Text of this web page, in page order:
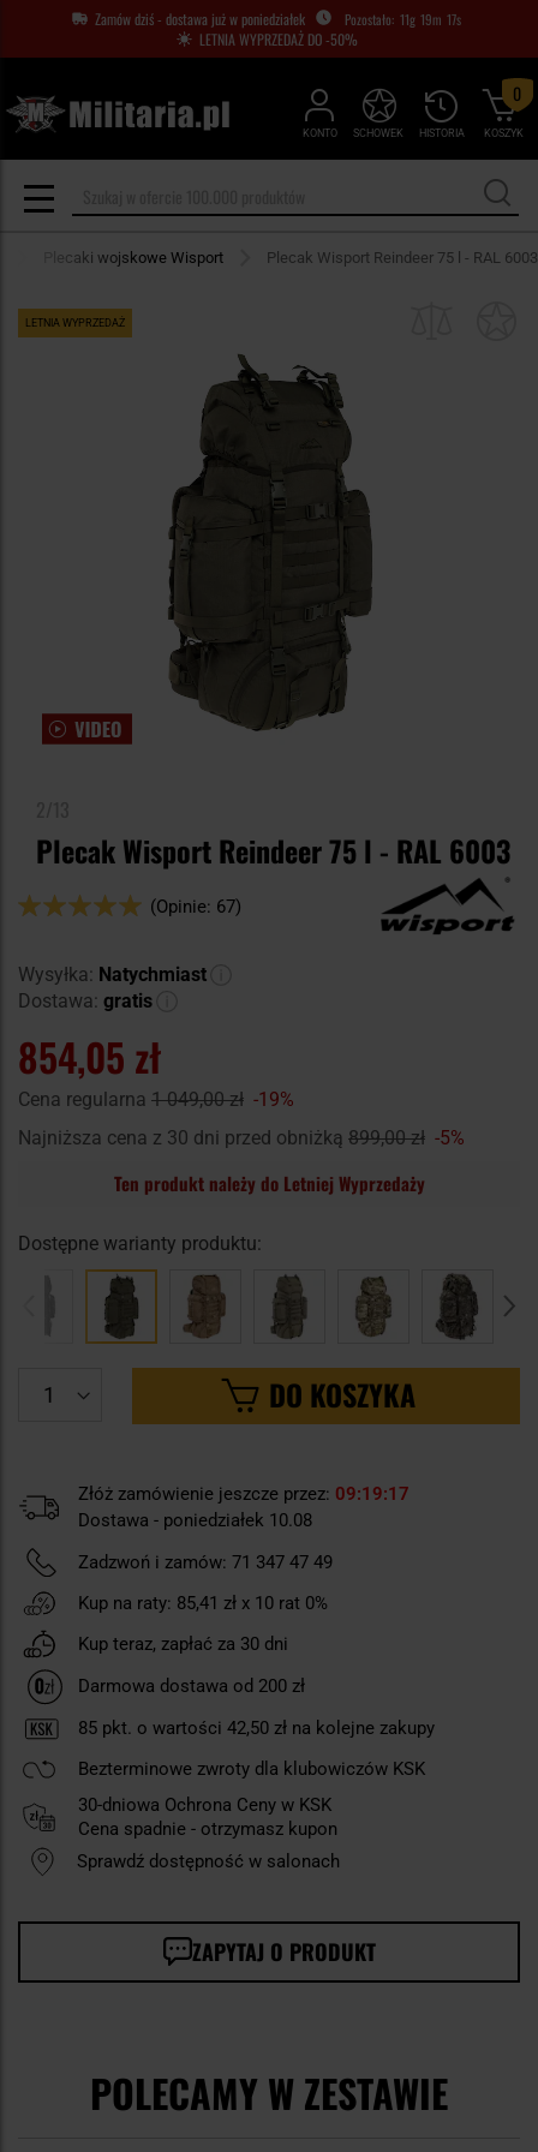
Zamów dziś - dostawa już w poniedziałek 11g 19m 16s
LETNIA WYPRZEDAŻ DO -50%
KONTO HISTORIA
SCHOWEK KOSZYK
0
Plecaki wojskowe Wisport Plecak Wisport Reindeer 75 l - RAL 6003
LETNIA WYPRZEDAŻ
Plecak Wisport Reindeer 75 l - RAL 6003
Ocena:
(Opinie: 67)
Wysyłka: Natychmiast
Dostawa: gratis
854,05 zł
Cena regularna 1 049,00 zł -19%
Najniższa cena z 30 dni przed obniżką 899,00 zł -5%
Ten produkt należy do Letniej Wyprzedaży
Dostępne warianty produktu:
DO KOSZYKA
Złóż zamówienie jeszcze przez: 09 19 16
Dostawa - poniedziałek 10.08
Zadzwoń i zamów: 71 347 47 49
Kup na raty: 85,41 zł x 10 rat 0%
Kup teraz, zapłać za 30 dni
Darmowa dostawa od 200 zł
85 pkt. o wartości 42,50 zł na kolejne zakupy
Bezterminowe zwroty dla klubowiczów KSK
30-dniowa Ochrona Ceny w KSK
Cena spadnie - otrzymasz kupon
Sprawdź dostępność w salonach
ZAPYTAJ O PRODUKT
POLECAMY W ZESTAWIE